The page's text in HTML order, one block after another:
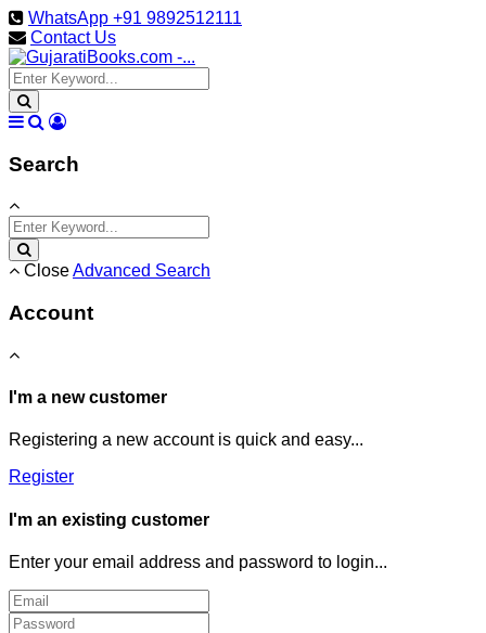
WhatsApp +91 9892512111
Contact Us
Search
CloseAdvanced Search
Account
I'm a new customer
Registering a new account is quick and easy...
Register
I'm an existing customer
Enter your email address and password to login...